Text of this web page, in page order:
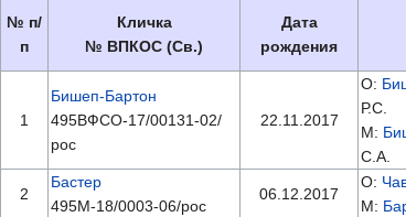
№ п/
п
Кличка
№ ВПКОС (Св.)
Дата
рождения
1
Бишеп-Бартон
495ВФСО-17/00131-02/
рос
22.11.2017
О:
Р.С.
М:
С.А.
2
Бастер
495М-18/0003-06/рос
06.12.2017
О:
М: